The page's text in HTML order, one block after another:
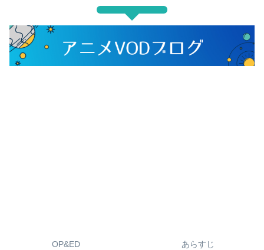
OP&ED あらすじ